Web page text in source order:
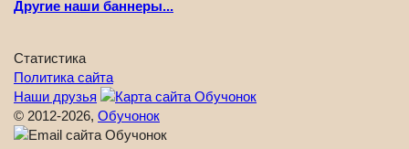
Другие наши баннеры...
Статистика
Политика сайта
Наши друзья
© 2012-2026, Обучонок